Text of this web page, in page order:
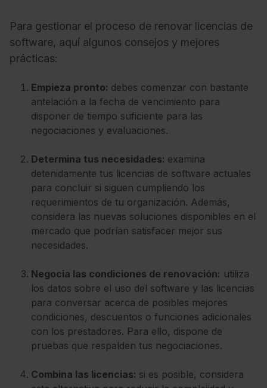
Para gestionar el proceso de renovar licencias de
software, aquí algunos consejos y mejores
prácticas:
Empieza pronto: debes comenzar con bastante
antelación a la fecha de vencimiento para
disponer de tiempo suficiente para las
negociaciones y evaluaciones.
Determina tus necesidades: examina
detenidamente tus licencias de software actuales
para concluir si siguen cumpliendo los
requerimientos de tu organización. Además,
considera las nuevas soluciones disponibles en el
mercado que podrían satisfacer mejor sus
necesidades.
Negocia las condiciones de renovación: utiliza
los datos sobre el uso del software y las licencias
para conversar acerca de posibles mejores
condiciones, descuentos o funciones adicionales
con los prestadores. Para ello, dispone de
pruebas que respalden tus negociaciones.
Combina las licencias: si es posible, considera